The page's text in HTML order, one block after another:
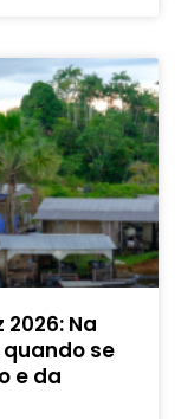
Na
se
e da